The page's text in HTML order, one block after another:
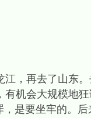
再去了山东。
机会大规模地
，是要坐牢的。